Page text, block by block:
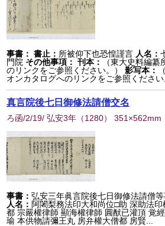
事書： 書止： 所被仰下也恐惶謹言 人名：
門院 その他事項： 刊本：
（東大史料編
のリンクをご参照ください。）
影写本：
オンカタログへのリンクをご参照ください
真言院後七日御修法請僧交名
ろ函/2/19/ 弘安3年 （1280） 351×562mm
事書：弘安三年眞言院後七日御修法請僧
人名： 阿闍梨務法印大和尚位□助 深助法
都 宗嚴權律師 顯海權律師 圓猷已灌頂 覚
瑜 本供物請彌王丸 房弁權大僧都 房賢...